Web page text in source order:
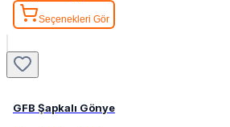
Seçenekleri Gör
GFB Şapkalı Gönye